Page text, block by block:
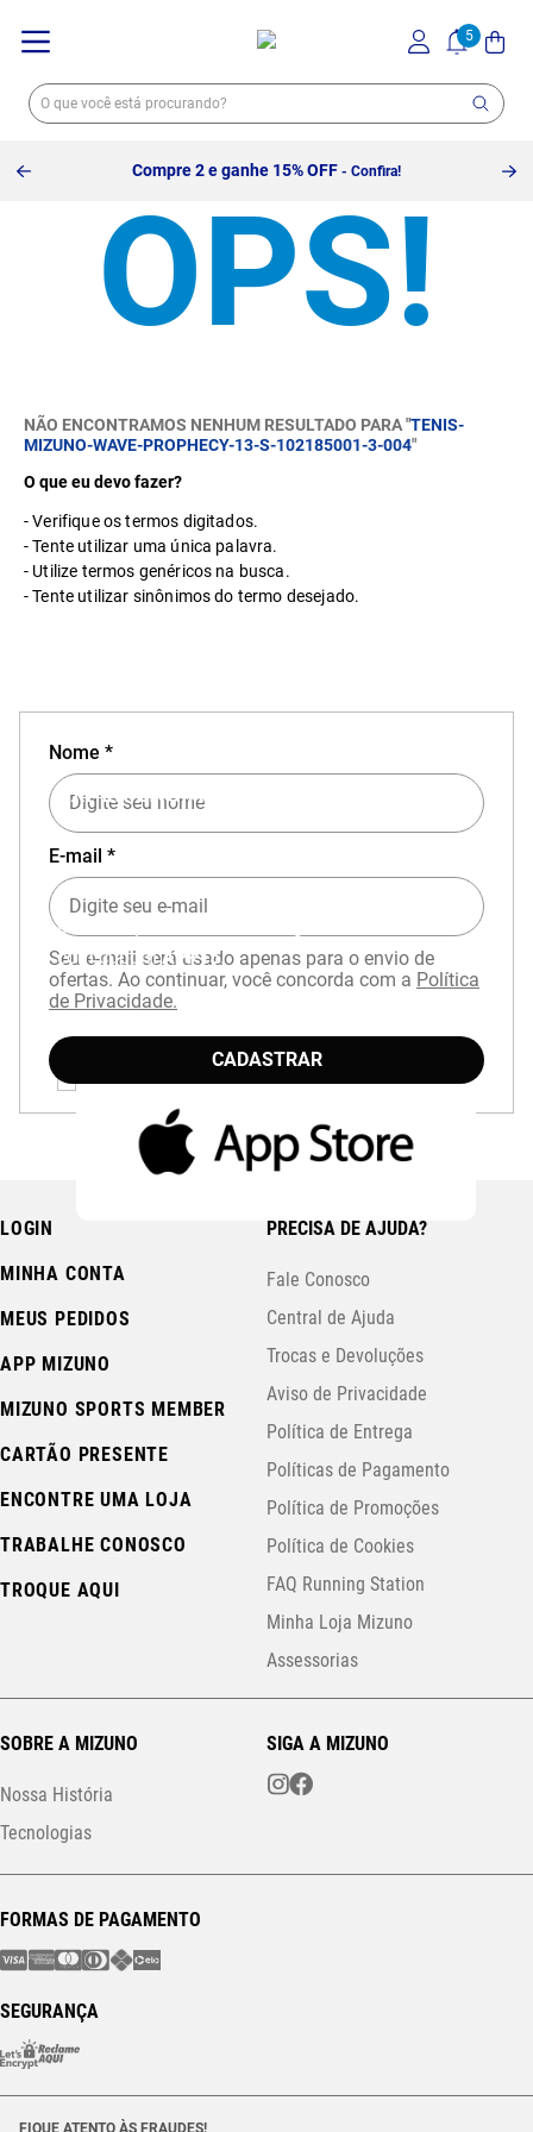
Compre 2 e ganhe 15% OFF - Confira!
NÃO ENCONTRAMOS NENHUM RESULTADO PARA "TENIS-
MIZUNO-WAVE-PROPHECY-13-S-102185001-3-004"
O que eu devo fazer?
Verifique os termos digitados.
Tente utilizar uma única palavra.
Utilize termos genéricos na busca.
Tente utilizar sinônimos do termo desejado.
EXPERIÊNCIA MIZUNO NO APP
Baixe o aplicativo Mizuno e garanta
com cupomAPP15.
Nome *
E-mail *
Seu e-mail será usado apenas para o envio de
ofertas. Ao continuar, você concorda com a Política
de Privacidade.
CADASTRAR
LOGIN
MINHA CONTA
MEUS PEDIDOS
APP MIZUNO
MIZUNO SPORTS MEMBER
CARTÃO PRESENTE
ENCONTRE UMA LOJA
TRABALHE CONOSCO
TROQUE AQUI
PRECISA DE AJUDA?
Fale Conosco
Central de Ajuda
Trocas e Devoluções
Aviso de Privacidade
Política de Entrega
Políticas de Pagamento
Política de Promoções
Política de Cookies
FAQ Running Station
Minha Loja Mizuno
Assessorias
SOBRE A MIZUNO
Nossa História
Tecnologias
SIGA A MIZUNO
FORMAS DE PAGAMENTO
SEGURANÇA
FIQUE ATENTO ÀS FRAUDES!